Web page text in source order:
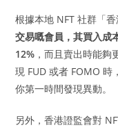
根據本地 NFT 社群「
交易嘅會員，其買入成
12% ，而且賣出時能
現 FUD 或者 FOMO 時
你第一時間發現異動。
另外，香港證監會對